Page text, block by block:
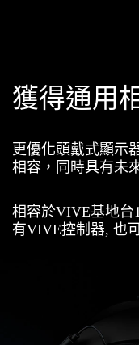
獲得通用
更優化頭戴式顯示
相容，同時具有未
相容於VIVE基地台
有VIVE控制器, 也